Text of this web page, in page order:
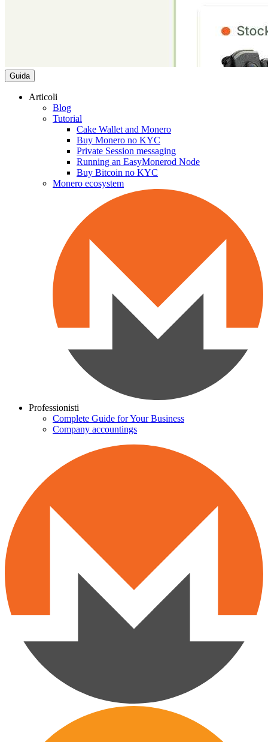
Guida
Articoli
Blog
Tutorial
Cake Wallet and Monero
Buy Monero no KYC
Private Session messaging
Running an EasyMonerod Node
Buy Bitcoin no KYC
Monero ecosystem
Professionisti
Complete Guide for Your Business
Company accountings